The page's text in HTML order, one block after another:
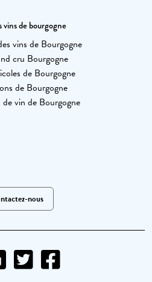
vins de bourgogne
vins de Bourgogne
cru Bourgogne
de Bourgogne
de Bourgogne
vin de Bourgogne
nous